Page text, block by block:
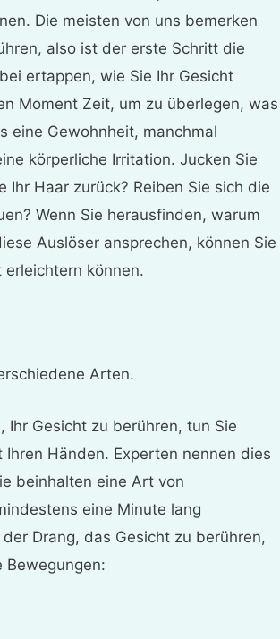
Die meisten von uns bemerken
also ist der erste Schritt die
ertappen, wie Sie Ihr Gesicht
Moment Zeit, um zu überlegen, was
eine Gewohnheit, manchmal
körperliche Irritation. Jucken Sie
Ihr Haar zurück? Reiben Sie sich die
Wenn Sie herausfinden, warum
Auslöser ansprechen, können Sie
können.
Arten.
Ihr Gesicht zu berühren, tun Sie
Händen. Experten nennen dies
beinhalten eine Art von
eine Minute lang
Drang, das Gesicht zu berühren,
Bewegungen: